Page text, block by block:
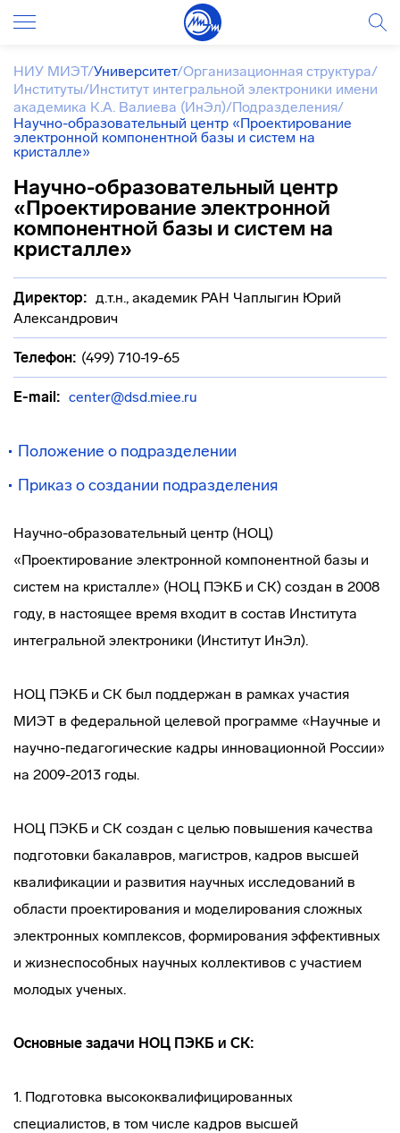
НИУ МИЭТ/Университет/Организационная структура/
Институты/Институт интегральной электроники имени
академика К.А. Валиева (ИнЭл)/Подразделения/
Научно-образовательный центр «Проектирование
электронной компонентной базы и систем на
кристалле»
Научно-образовательный центр
«Проектирование электронной
компонентной базы и систем на
кристалле»
Директор: д.т.н., академик РАН Чаплыгин Юрий
Александрович
Телефон: (499) 710-19-65
E-mail: center@dsd.miee.ru
Положение о подразделении
Приказ о создании подразделения
Научно-образовательный центр (НОЦ)
«Проектирование электронной компонентной базы и
систем на кристалле» (НОЦ ПЭКБ и СК) создан в 2008
году, в настоящее время входит в состав Института
интегральной электроники (Институт ИнЭл).
НОЦ ПЭКБ и СК был поддержан в рамках участия
МИЭТ в федеральной целевой программе «Научные и
научно-педагогические кадры инновационной России»
на 2009-2013 годы.
НОЦ ПЭКБ и СК создан с целью повышения качества
подготовки бакалавров, магистров, кадров высшей
квалификации и развития научных исследований в
области проектирования и моделирования сложных
электронных комплексов, формирования эффективных
и жизнеспособных научных коллективов с участием
молодых ученых.
Основные задачи НОЦ ПЭКБ и СК:
1. Подготовка высококвалифицированных
специалистов, в том числе кадров высшей